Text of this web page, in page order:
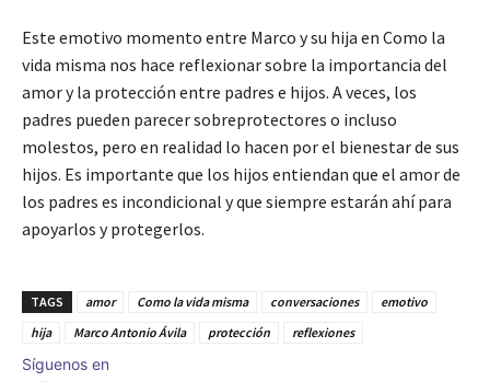
Este emotivo momento entre Marco y su hija en Como la
vida misma nos hace reflexionar sobre la importancia del
amor y la protección entre padres e hijos. A veces, los
padres pueden parecer sobreprotectores o incluso
molestos, pero en realidad lo hacen por el bienestar de sus
hijos. Es importante que los hijos entiendan que el amor de
los padres es incondicional y que siempre estarán ahí para
apoyarlos y protegerlos.
TAGS amor Como la vida misma conversaciones
emotivo
hija
Marco Antonio Ávila protección reflexiones
Síguenos en